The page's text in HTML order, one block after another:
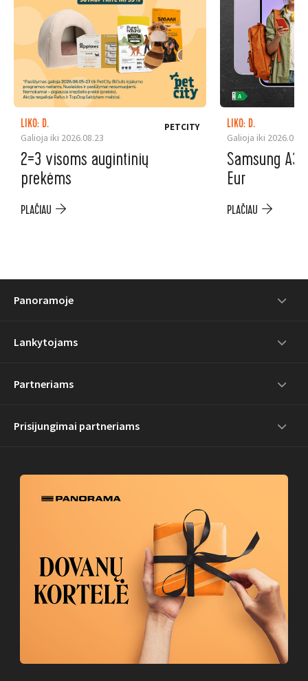
LIKO: D.
Galioja iki 2026.08.23
PETCITY
2=3 visoms augintinių
prekėms
PLAČIAU
LIKO: D.
Galioja iki
Samsung
Eur
PLAČIAU
Panoramoje
Lankytojams
Partneriams
Prisijungimai partneriams